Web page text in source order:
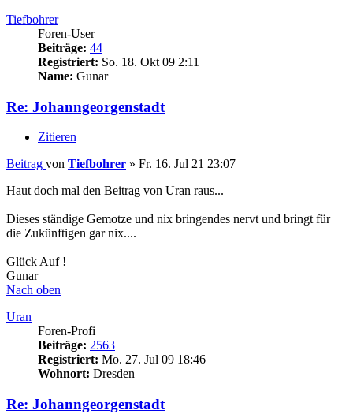
Tiefbohrer
Foren-User
Beiträge: 44
Registriert: So. 18. Okt 09 2:11
Name: Gunar
Re: Johanngeorgenstadt
Zitieren
Beitrag von Tiefbohrer » Fr. 16. Jul 21 23:07
Haut doch mal den Beitrag von Uran raus...
Dieses ständige Gemotze und nix bringendes nervt und bringt für
die Zukünftigen gar nix....
Glück Auf !
Gunar
Nach oben
Uran
Foren-Profi
Beiträge: 2563
Registriert: Mo. 27. Jul 09 18:46
Wohnort: Dresden
Re: Johanngeorgenstadt